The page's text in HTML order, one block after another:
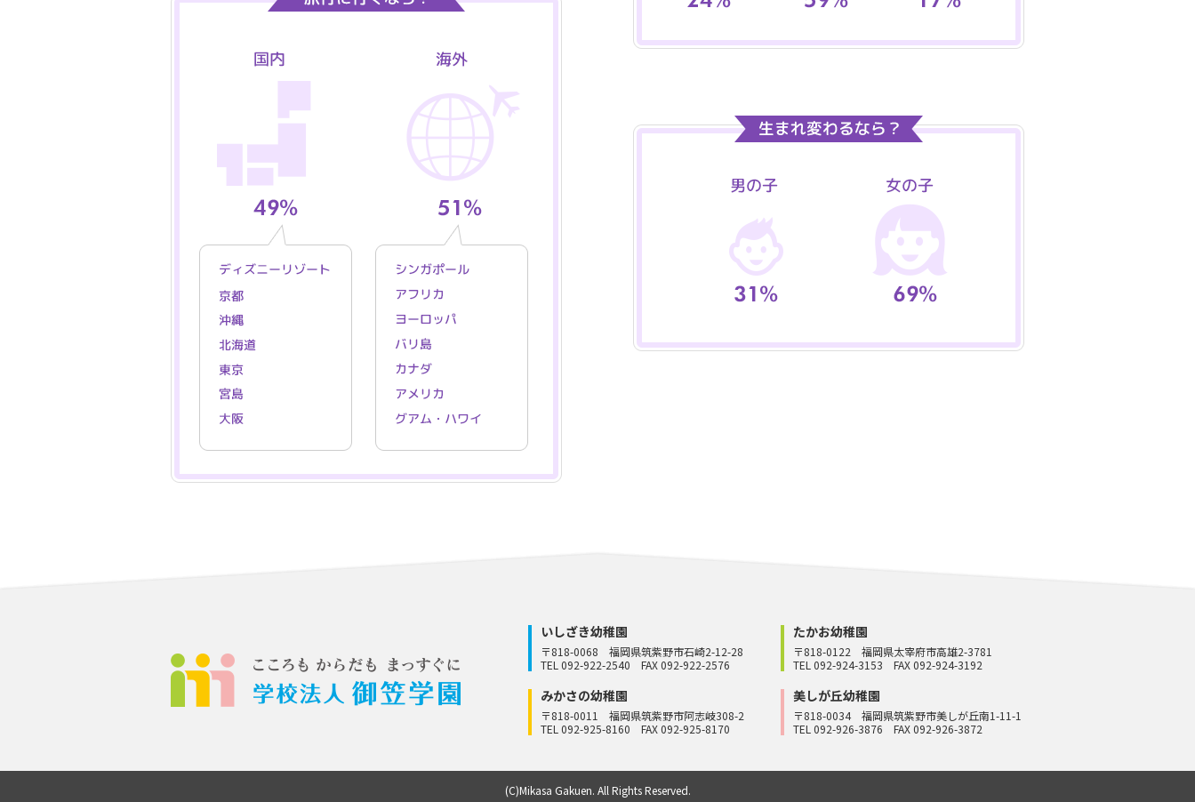
いしざき幼稚園
〒818-0068 福岡県筑紫野市石崎2-12-28
TEL 092-922-2540 FAX 092-922-2576
たかお幼稚園
〒818-0122 福岡県太宰府市高雄2-3781
TEL 092-924-3153 FAX 092-924-3192
みかさの幼稚園
〒818-0011 福岡県筑紫野市阿志岐308-2
TEL 092-925-8160 FAX 092-925-8170
美しが丘幼稚園
〒818-0034 福岡県筑紫野市美しが丘南1-11-1
TEL 092-926-3876 FAX 092-926-3872
(C)Mikasa Gakuen. All Rights Reserved.